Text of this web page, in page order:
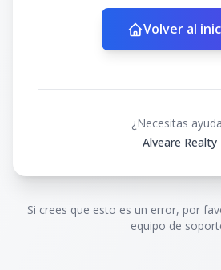
Volver al
¿Necesitas
Alveare Realty
Si crees que esto es un error, por
equipo de